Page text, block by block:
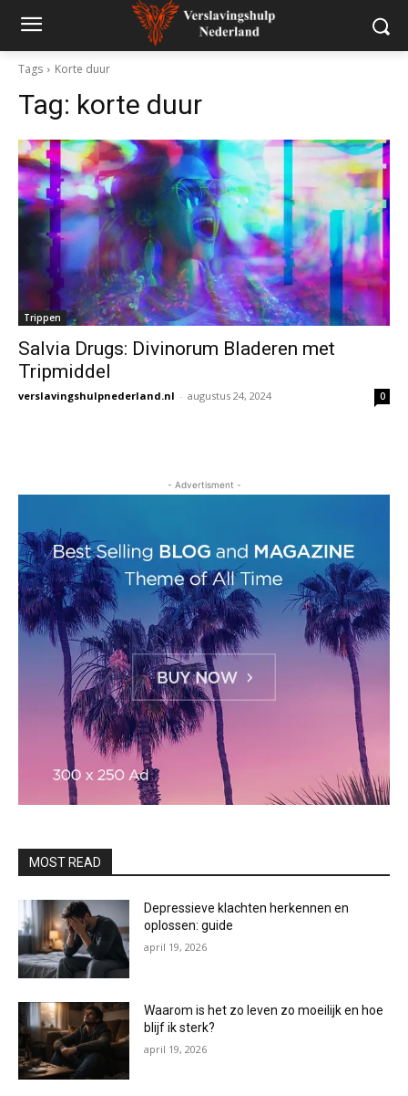
Tags Korte duur
Tag: korte duur
Trippen
Salvia Drugs: Divinorum Bladeren met
Tripmiddel
verslavingshulpnederland.nl - augustus 24, 2024 0
- Advertisment -
MOST READ
Depressieve klachten herkennen en
oplossen: guide
april 19, 2026
Waarom is het zo leven zo moeilijk en hoe
blijf ik sterk?
april 19, 2026